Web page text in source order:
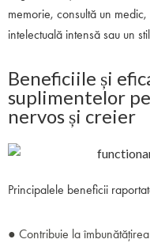
memorie, consultă un
intelectuală intensă sau un
Beneficiile și
suplimentelor
nervos și creier
Principalele beneficii
● Contribuie la